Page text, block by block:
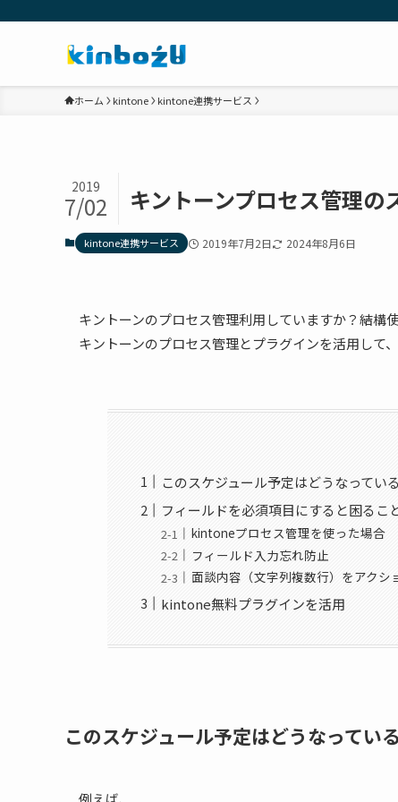
ホーム kintone kintone連携サービス
キントーンプロセス管理の
2019
7/02
kintone連携サービス 2019年7月2日 2024年8月6日
キントーンのプロセス管理利用していますか？結構
キントーンのプロセス管理とプラグインを活用して
このスケジュール予定はどうなってい
フィールドを必須項目にすると困るこ
kintoneプロセス管理を使った場合
フィールド入力忘れ防止
面談内容（文字列複数行）をアクシ
kintone無料プラグインを活用
このスケジュール予定はどうなってい